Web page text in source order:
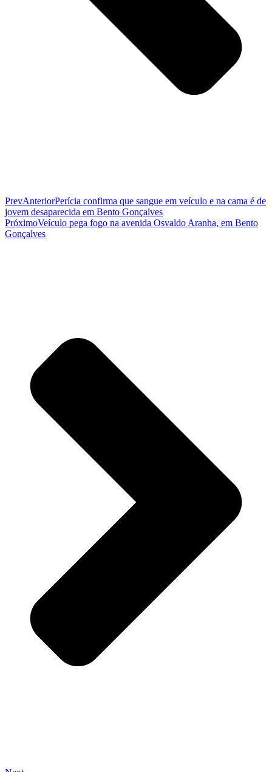
PrevAnteriorPerícia confirma que sangue em veículo e na cama é de
jovem desaparecida em Bento Gonçalves
PróximoVeículo pega fogo na avenida Osvaldo Aranha, em Bento
Gonçalves